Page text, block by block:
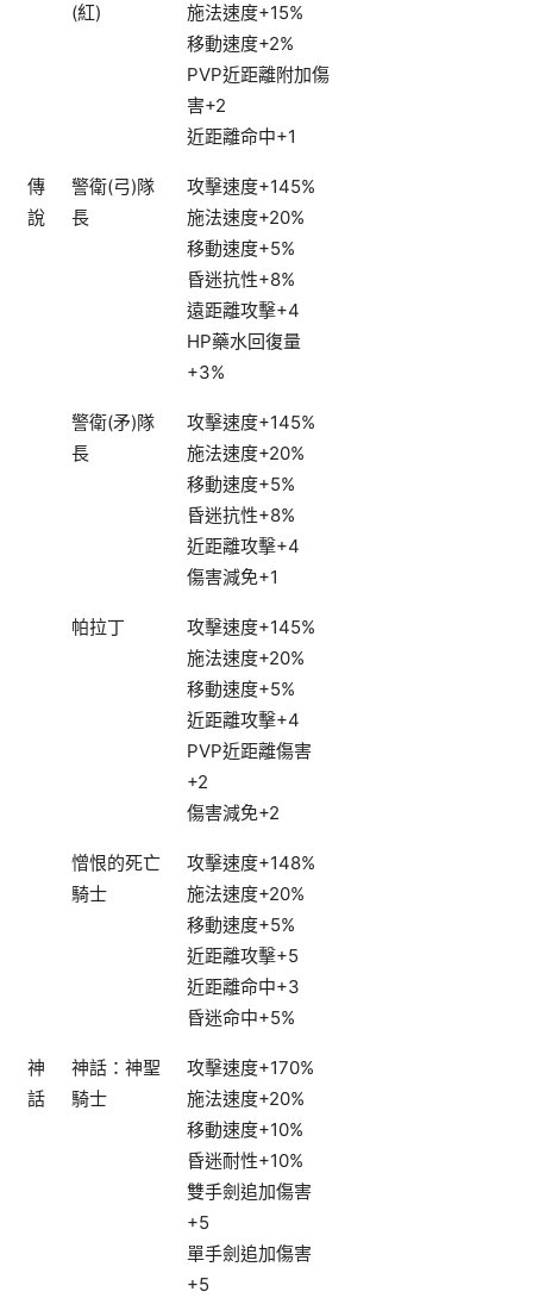
(紅)
施法速度+15%
移動速度+2%
PVP近距離附加傷
害+2
近距離命中+1
傳
說
警衛(弓)隊
長
攻擊速度+145%
施法速度+20%
移動速度+5%
昏迷抗性+8%
遠距離攻擊+4
HP藥水回復量
+3%
警衛(矛)隊
長
攻擊速度+145%
施法速度+20%
移動速度+5%
昏迷抗性+8%
近距離攻擊+4
傷害減免+1
帕拉丁
攻擊速度+145%
施法速度+20%
移動速度+5%
近距離攻擊+4
PVP近距離傷害
+2
傷害減免+2
憎恨的死亡
騎士
攻擊速度+148%
施法速度+20%
移動速度+5%
近距離攻擊+5
近距離命中+3
昏迷命中+5%
神
話
神話：神聖
騎士
攻擊速度+170%
施法速度+20%
移動速度+10%
昏迷耐性+10%
雙手劍追加傷害
+5
單手劍追加傷害
+5